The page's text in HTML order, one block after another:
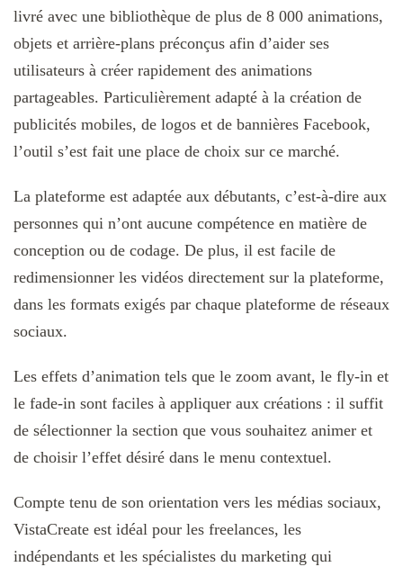
livré avec une bibliothèque de plus de 8 000 animations,
objets et arrière-plans préconçus afin d’aider ses
utilisateurs à créer rapidement des animations
partageables. Particulièrement adapté à la création de
publicités mobiles, de logos et de bannières Facebook,
l’outil s’est fait une place de choix sur ce marché.
La plateforme est adaptée aux débutants, c’est-à-dire aux
personnes qui n’ont aucune compétence en matière de
conception ou de codage. De plus, il est facile de
redimensionner les vidéos directement sur la plateforme,
dans les formats exigés par chaque plateforme de réseaux
sociaux.
Les effets d’animation tels que le zoom avant, le fly-in et
le fade-in sont faciles à appliquer aux créations : il suffit
de sélectionner la section que vous souhaitez animer et
de choisir l’effet désiré dans le menu contextuel.
Compte tenu de son orientation vers les médias sociaux,
VistaCreate est idéal pour les freelances, les
indépendants et les spécialistes du marketing qui